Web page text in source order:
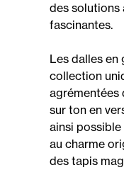
des solutions
fascinantes.
Les dalles en
collection
agrémentées
sur ton en
ainsi
au charme
des tapis